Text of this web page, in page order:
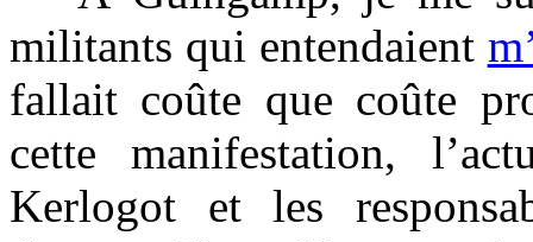
militants qui entendaient
fallait coûte que coûte
cette manifestation,
Kerlogot et les